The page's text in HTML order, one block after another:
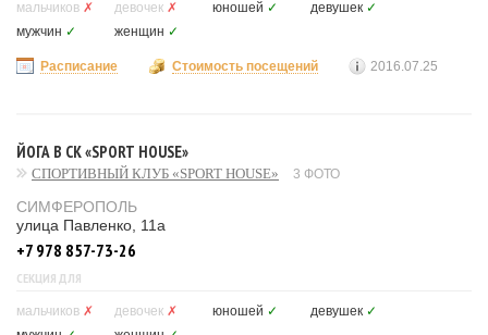
мальчиков ✗ девочек ✗ юношей ✓ девушек ✓
мужчин ✓ женщин ✓
Расписание Стоимость посещений 2016.07.25
ЙОГА В СК «SPORT HOUSE»
СПОРТИВНЫЙ КЛУБ «SPORT HOUSE» 3 ФОТО
СИМФЕРОПОЛЬ
улица Павленко, 11а
+7 978 857-73-26
СЕКЦИЯ ДЛЯ
мальчиков ✗ девочек ✗ юношей ✓ девушек ✓